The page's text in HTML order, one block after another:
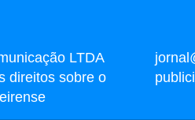
LTDA
direitos sobre o